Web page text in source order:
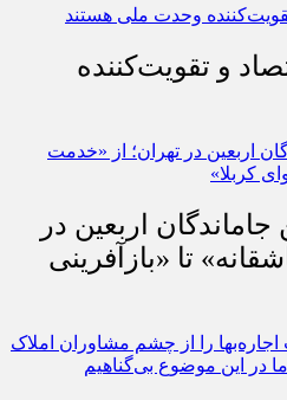
و تقویت‌کننده
اربعین در
تا «بازآفرینی